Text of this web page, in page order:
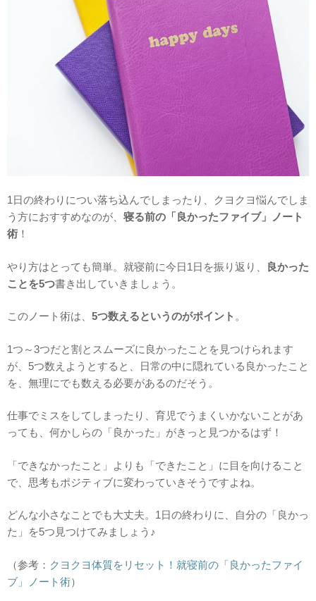
1日の終わりについ落ち込んでしまったり、クヨクヨ悩んでしま
う方におすすめなのが、 寝る前の「良かったファイブ」ノート
術 ！
やり方はとっても簡単。就寝前に今日1日を振り返り、
良かった
ことを5つ書き出していきましょう。
このノート術は、 5つ数えるというのがポイント 。
1つ～3つだと割とスムーズに良かったことを見つけられます
が、5つ数えようとすると、日常の中に隠れている良かったこと
を、無理にでも数える必要があるのだそう。
仕事でミスをしてしまったり、育児でうまくいかないことがあ
っても、何かしらの「良かった」がきっと見つかるはず！
「できなかったこと」よりも「できたこと」に目を向けること
で、思考もポジティブに変わっていきそうですよね。
どんな小さなことでも大丈夫。1日の終わりに、自分の「良かっ
た」を5つ見つけてみましょう♪
（参考： クヨクヨ体質をリセット！就寝前の「良かったファイ
ブ」ノート術）